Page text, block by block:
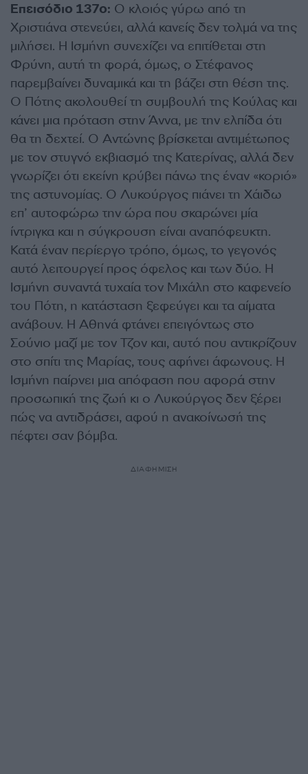
Επεισόδιο 137ο: Ο κλοιός γύρω από τη
Χριστιάνα στενεύει, αλλά κανείς δεν τολμά να της
μιλήσει. Η Ισμήνη συνεχίζει να επιτίθεται στη
Φρύνη, αυτή τη φορά, όμως, ο Στέφανος
παρεμβαίνει δυναμικά και τη βάζει στη θέση της.
Ο Πότης ακολουθεί τη συμβουλή της Κούλας και
κάνει μια πρόταση στην Άννα, με την ελπίδα ότι
θα τη δεχτεί. Ο Αντώνης βρίσκεται αντιμέτωπος
με τον στυγνό εκβιασμό της Κατερίνας, αλλά δεν
γνωρίζει ότι εκείνη κρύβει πάνω της έναν «κοριό»
της αστυνομίας. Ο Λυκούργος πιάνει τη Χάιδω
επ’ αυτοφώρω την ώρα που σκαρώνει μία
ίντριγκα και η σύγκρουση είναι αναπόφευκτη.
Κατά έναν περίεργο τρόπο, όμως, το γεγονός
αυτό λειτουργεί προς όφελος και των δύο. Η
Ισμήνη συναντά τυχαία τον Μιχάλη στο καφενείο
του Πότη, η κατάσταση ξεφεύγει και τα αίματα
ανάβουν. Η Αθηνά φτάνει επειγόντως στο
Σούνιο μαζί με τον Τζον και, αυτό που αντικρίζουν
στο σπίτι της Μαρίας, τους αφήνει άφωνους. Η
Ισμήνη παίρνει μια απόφαση που αφορά στην
προσωπική της ζωή κι ο Λυκούργος δεν ξέρει
πώς να αντιδράσει, αφού η ανακοίνωσή της
πέφτει σαν βόμβα.
ΔΙΑΦΗΜΙΣΗ